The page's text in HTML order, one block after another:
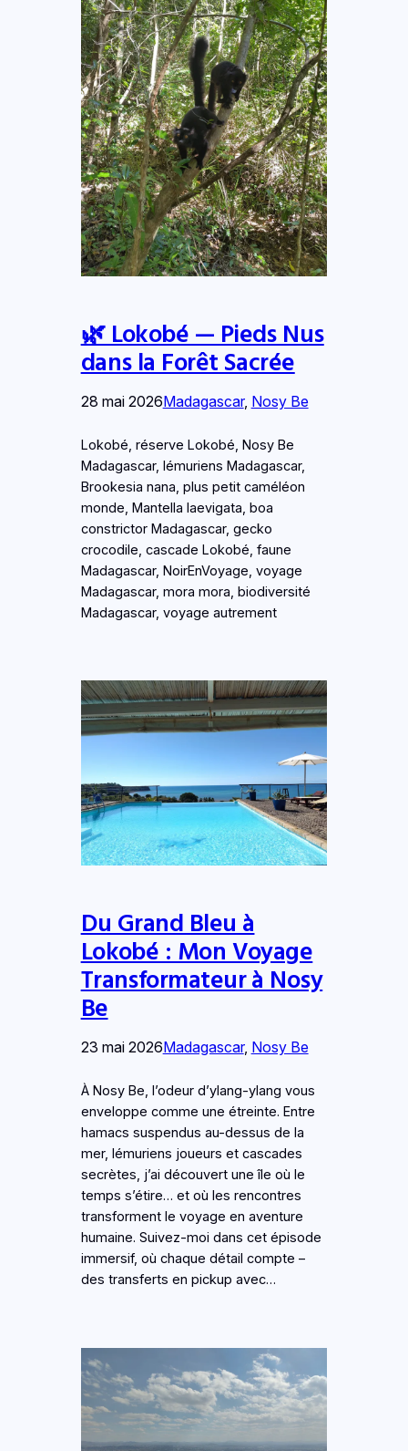
🌿 Lokobé — Pieds Nus
dans la Forêt Sacrée
28 mai 2026Madagascar, Nosy Be
Lokobé, réserve Lokobé, Nosy Be
Madagascar, lémuriens Madagascar,
Brookesia nana, plus petit caméléon
monde, Mantella laevigata, boa
constrictor Madagascar, gecko
crocodile, cascade Lokobé, faune
Madagascar, NoirEnVoyage, voyage
Madagascar, mora mora, biodiversité
Madagascar, voyage autrement
Du Grand Bleu à
Lokobé : Mon Voyage
Transformateur à Nosy
Be
23 mai 2026Madagascar, Nosy Be
À Nosy Be, l’odeur d’ylang-ylang vous
enveloppe comme une étreinte. Entre
hamacs suspendus au-dessus de la
mer, lémuriens joueurs et cascades
secrètes, j’ai découvert une île où le
temps s’étire… et où les rencontres
transforment le voyage en aventure
humaine. Suivez-moi dans cet épisode
immersif, où chaque détail compte –
des transferts en pickup avec…